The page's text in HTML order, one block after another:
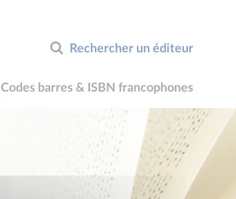
Rechercher un éditeur
Codes barres & ISBN francophones